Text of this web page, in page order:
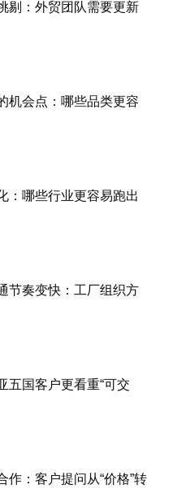
剔：外贸团队需要更新
机会点：哪些品类更容
：哪些行业更容易跑出
节奏变快：工厂组织方
五国客户更看重“可交
作：客户提问从“价格”转